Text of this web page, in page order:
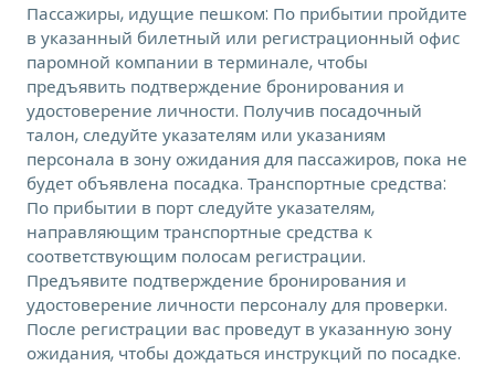
Пассажиры, идущие пешком: По прибытии пройдите
в указанный билетный или регистрационный офис
паромной компании в терминале, чтобы
предъявить подтверждение бронирования и
удостоверение личности. Получив посадочный
талон, следуйте указателям или указаниям
персонала в зону ожидания для пассажиров, пока не
будет объявлена посадка. Транспортные средства:
По прибытии в порт следуйте указателям,
направляющим транспортные средства к
соответствующим полосам регистрации.
Предъявите подтверждение бронирования и
удостоверение личности персоналу для проверки.
После регистрации вас проведут в указанную зону
ожидания, чтобы дождаться инструкций по посадке.